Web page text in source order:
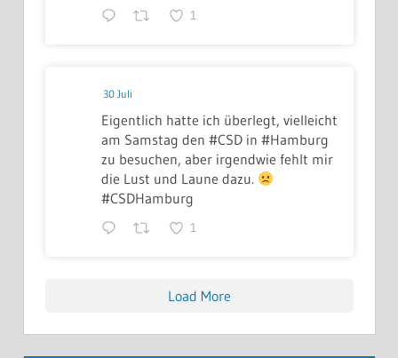
1
30 Juli
Eigentlich hatte ich überlegt, vielleicht
am Samstag den #CSD in #Hamburg
zu besuchen, aber irgendwie fehlt mir
die Lust und Laune dazu.
#CSDHamburg
1
Load More